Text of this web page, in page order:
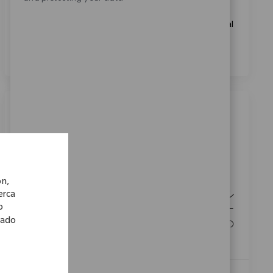
datos personales con fines de selección de personal, tal
私たちは、患者様のために全力を尽くすフィール
ドセールスリコンを募集しています。医師やナー
スと連携し、信頼関係を構築しながら、患者様の